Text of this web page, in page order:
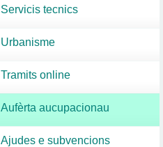
Servicis tecnics
Urbanisme
Tramits online
Aufèrta aucupacionau
Ajudes e subvencions